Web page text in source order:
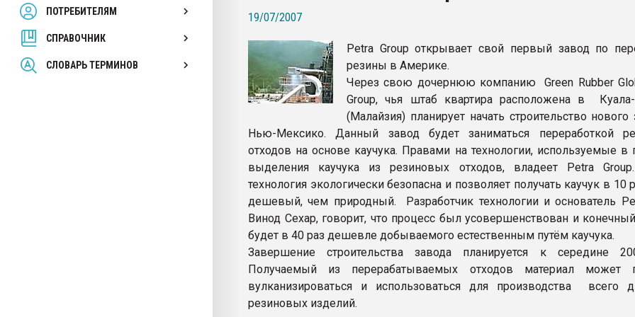
ПОТРЕБИТЕЛЯМ
СПРАВОЧНИК
СЛОВАРЬ ТЕРМИНОВ
Armaloy PC/ABS-1IM черный цвет
ПЕРЕЙТИ НА ФОРУМ
19/07/2007
Petra Group открывает свой первый завод по
резины в Америке.
Через свою дочернюю компанию Green Rubber
Group, чья штаб квартира расположена в
(Малайзия) планирует начать строительство
Нью-Мексико. Данный завод будет заниматься переработкой
отходов на основе каучука. Правами на технологии, используемые в
выделения каучука из резиновых отходов, владеет Petra
технология экологически безопасна и позволяет получать каучук в 10
дешевый, чем природный. Разработчик технологии и основатель
Винод Сехар, говорит, что процесс был усовершенствован и
будет в 40 раз дешевле добываемого естественным путём каучука.
Завершение строительства завода планируется к середине
Получаемый из перерабатываемых отходов материал может
вулканизироваться и использоваться для производства всего
резиновых изделий.